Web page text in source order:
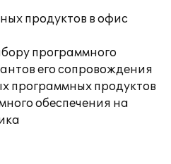
продуктов в офис
программного
его сопровождения
программных продуктов
обеспечения на